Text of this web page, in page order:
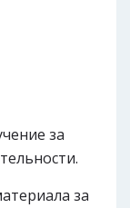
за
за